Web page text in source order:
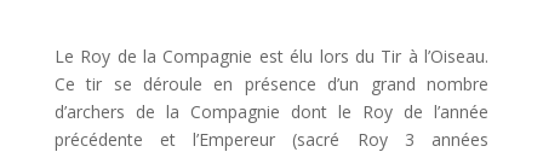
Le Roy de la Compagnie est élu lors du Tir à l’Oiseau.
Ce tir se déroule en présence d’un grand nombre
d’archers de la Compagnie dont le Roy de l’année
précédente et l’Empereur (sacré Roy 3 années